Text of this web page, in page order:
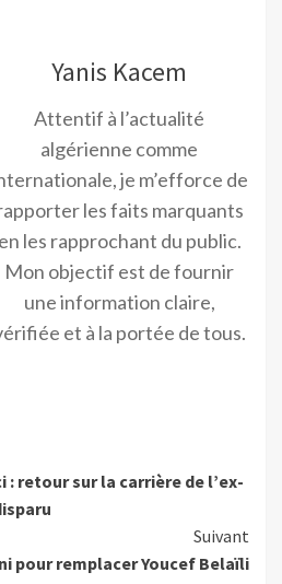
Yanis Kacem
Attentif à l’actualité
algérienne comme
je m’efforce de
les faits marquants
en les rapprochant du public.
Mon objectif est de fournir
une information claire,
et à la portée de tous.
: retour sur la carrière de l’ex-
Suivant
pour remplacer Youcef Belaïli